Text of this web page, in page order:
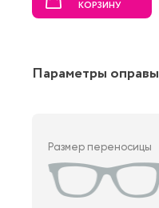
КОРЗИНУ
Параметры оправы
Размер переносицы